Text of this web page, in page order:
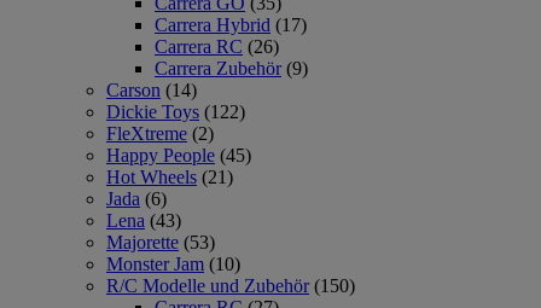
Carrera Hybrid (17)
Carrera RC (26)
Carrera Zubehör (9)
Carson (14)
Dickie Toys (122)
FleXtreme (2)
Happy People (45)
Hot Wheels (21)
Jada (6)
Lena (43)
Majorette (53)
Monster Jam (10)
R/C Modelle und Zubehör (150)